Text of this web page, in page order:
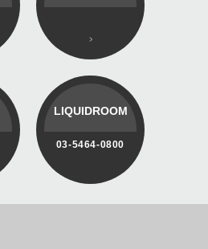
LIQUIDROOM
03-5464-0800